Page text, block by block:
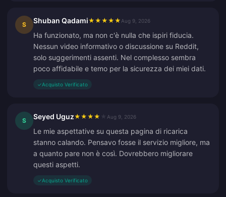
S Shuban Qadami★ ★ ★ ★ ★ Aug 9, 2026
Ha funzionato, ma non c'è nulla che ispiri fiducia.
Nessun video informativo o discussione su Reddit,
solo suggerimenti assenti. Nel complesso sembra
poco affidabile e temo per la sicurezza dei miei dati.
✓Acquisto Verificato
S Seyed Uguz★ ★ ★ ★ Aug 9, 2026
Le mie aspettative su questa pagina di ricarica
stanno calando. Pensavo fosse il servizio migliore, ma
a quanto pare non è così. Dovrebbero migliorare
questi aspetti.
✓Acquisto Verificato